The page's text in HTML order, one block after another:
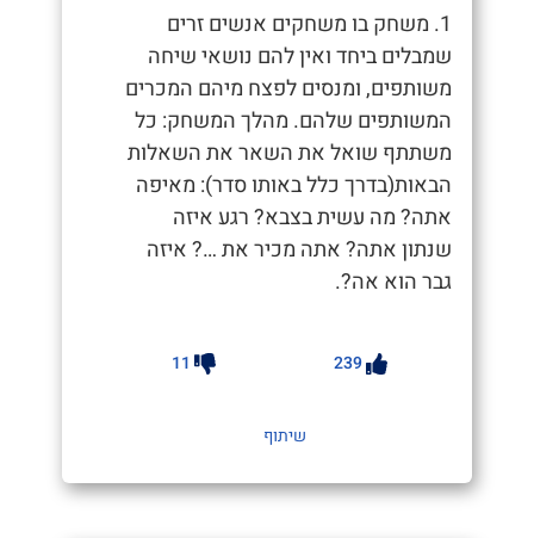
1. משחק בו משחקים אנשים זרים
שמבלים ביחד ואין להם נושאי שיחה
משותפים, ומנסים לפצח מיהם המכרים
המשותפים שלהם. מהלך המשחק: כל
משתתף שואל את השאר את השאלות
הבאות(בדרך כלל באותו סדר): מאיפה
אתה? מה עשית בצבא? רגע איזה
שנתון אתה? אתה מכיר את …? איזה
גבר הוא אה?.
239
11
שיתוף